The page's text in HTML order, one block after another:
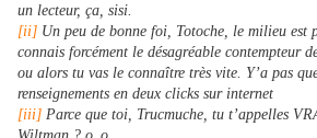
un lecteur, ça, sisi.
[ii] Un peu de bonne foi, Totoche, le milieu est
connais forcément le désagréable contempteur
ou alors tu vas le connaître très vite. Y’a pas
renseignements en deux clicks sur internet
[iii] Parce que toi, Trucmuche, tu t’appelles